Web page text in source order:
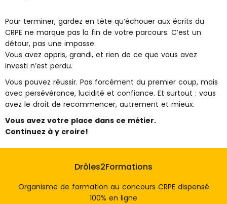
Pour terminer, gardez en tête qu’échouer aux écrits du
CRPE ne marque pas la fin de votre parcours. C’est un
détour, pas une impasse.
Vous avez appris, grandi, et rien de ce que vous avez
investi n’est perdu.
Vous pouvez réussir. Pas forcément du premier coup, mais
avec persévérance, lucidité et confiance. Et surtout : vous
avez le droit de recommencer, autrement et mieux.
Vous avez votre place dans ce métier.
Continuez à y croire!
Drôles2Formations
Organisme de formation au concours CRPE dispensé
100% en ligne